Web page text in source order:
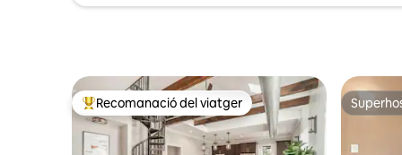
Principals recomanacions dels viatgers
Recomanació del viatger